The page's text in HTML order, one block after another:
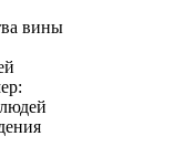
вины